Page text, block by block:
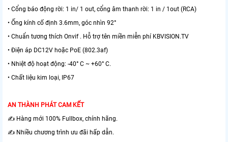
• Cổng báo động rời: 1 in/ 1 out, cổng âm thanh rời: 1 in / 1out (RCA)
• Ống kính cố định 3.6mm, góc nhìn 92°
• Chuẩn tương thích Onvif . Hỗ trợ tên miền miễn phí KBVISION.TV
• Điện áp DC12V hoặc PoE (802.3af)
• Nhiệt độ hoạt động: -40° C ~ +60° C.
• Chất liệu kim loại, IP67
AN THÀNH PHÁT CAM KẾT
✍️ Hàng mới 100% Fullbox, chính hãng.
✍️ Nhiều chương trình ưu đãi hấp dẫn.